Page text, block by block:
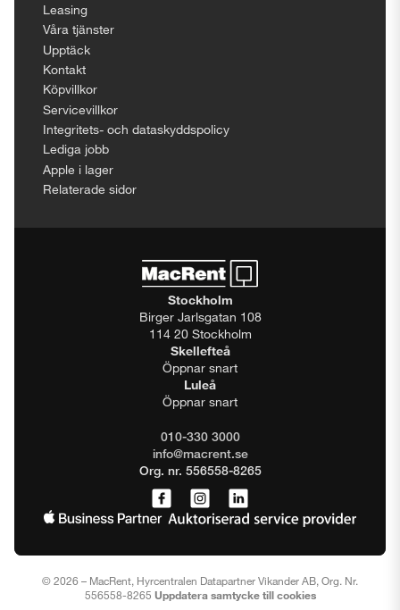
Leasing
Våra tjänster
Upptäck
Kontakt
Köpvillkor
Servicevillkor
Integritets- och dataskyddspolicy
Lediga jobb
Apple i lager
Relaterade sidor
Stockholm
Birger Jarlsgatan 108
114 20 Stockholm
Skellefteå
Öppnar snart
Luleå
Öppnar snart
010-330 3000
info@macrent.se
Org. nr. 556558-8265
© 2026 – MacRent, Hyrcentralen Datapartner Vikander AB, Org. Nr.
556558-8265 Uppdatera samtycke till cookies